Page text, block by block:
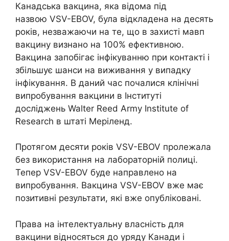
Канадська вакцина, яка відома під
назвою VSV-EBOV, була відкладена на десять
років, незважаючи на те, що в захисті мавп
вакцину визнано на 100% ефективною.
Вакцина запобігає інфікуванню при контакті і
збільшує шанси на виживання у випадку
інфікування. В даний час почалися клінічні
випробування вакцини в Інституті
досліджень Walter Reed Army Institute of
Research в штаті Меріленд.
Протягом десяти років VSV-EBOV пролежала
без використання на лабораторній полиці.
Тепер VSV-EBOV буде направлено на
випробування. Вакцина VSV-EBOV вже має
позитивні результати, які вже опубліковані.
Права на інтелектуальну власність для
вакцини відносяться до уряду Канади і